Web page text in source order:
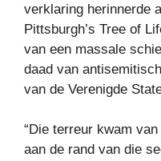
verklaring herinnerde
Pittsburgh’s Tree of
van een massale
daad van
van de Verenigde
“Die terreur kwam
aan de rand van die